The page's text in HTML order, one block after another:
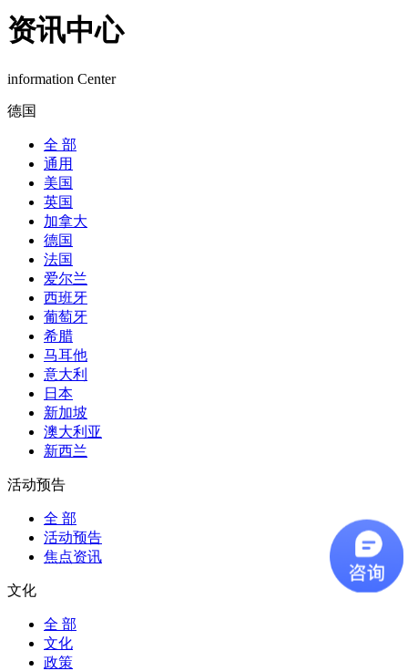
资讯中心
information Center
德国
全 部
通用
美国
英国
加拿大
德国
法国
爱尔兰
西班牙
葡萄牙
希腊
马耳他
意大利
日本
新加坡
澳大利亚
新西兰
活动预告
全 部
活动预告
焦点资讯
文化
全 部
文化
政策